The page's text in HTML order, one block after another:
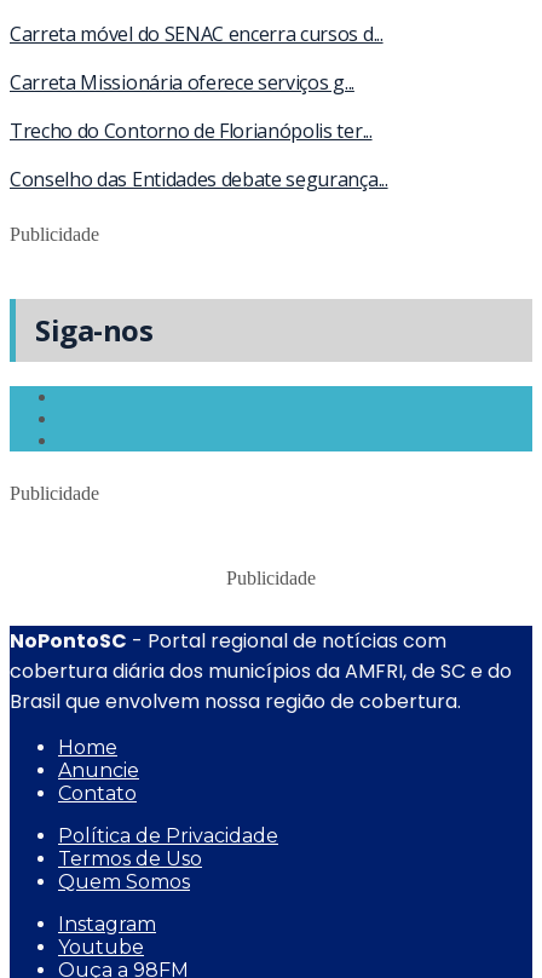
Carreta móvel do SENAC encerra cursos d...
Carreta Missionária oferece serviços g...
Trecho do Contorno de Florianópolis ter...
Conselho das Entidades debate segurança...
Publicidade
Siga-nos
Publicidade
Publicidade
NoPontoSC - Portal regional de notícias com
cobertura diária dos municípios da AMFRI, de SC e do
Brasil que envolvem nossa região de cobertura.
Home
Anuncie
Contato
Política de Privacidade
Termos de Uso
Quem Somos
Instagram
Youtube
Ouça a 98FM